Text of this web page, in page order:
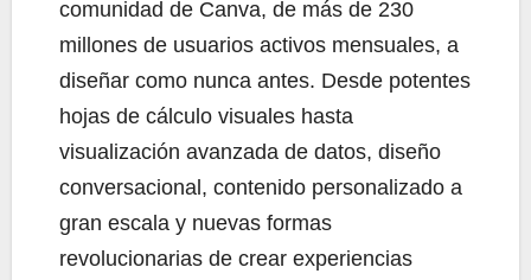
comunidad de Canva, de más de 230
millones de usuarios activos mensuales, a
diseñar como nunca antes. Desde potentes
hojas de cálculo visuales hasta
visualización avanzada de datos, diseño
conversacional, contenido personalizado a
gran escala y nuevas formas
revolucionarias de crear experiencias